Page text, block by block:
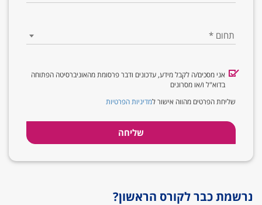
תחום *
אני מסכים/ה לקבל מידע, עדכונים ודבר פרסומת מהאוניברסיטה הפתוחה
בדוא"ל ו/או מסרונים
שליחת הפרטים מהווה אישור למדיניות הפרטיות
נרשמת כבר לקורס הראשון?